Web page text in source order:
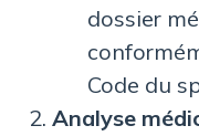
dossier
Code du
Analyse